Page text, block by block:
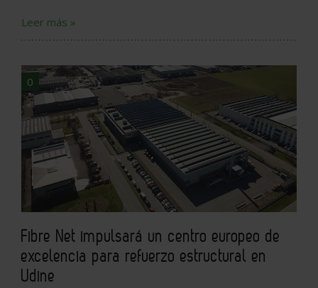
Leer más »
0
Fibre Net impulsará un centro europeo de
excelencia para refuerzo estructural en
Udine